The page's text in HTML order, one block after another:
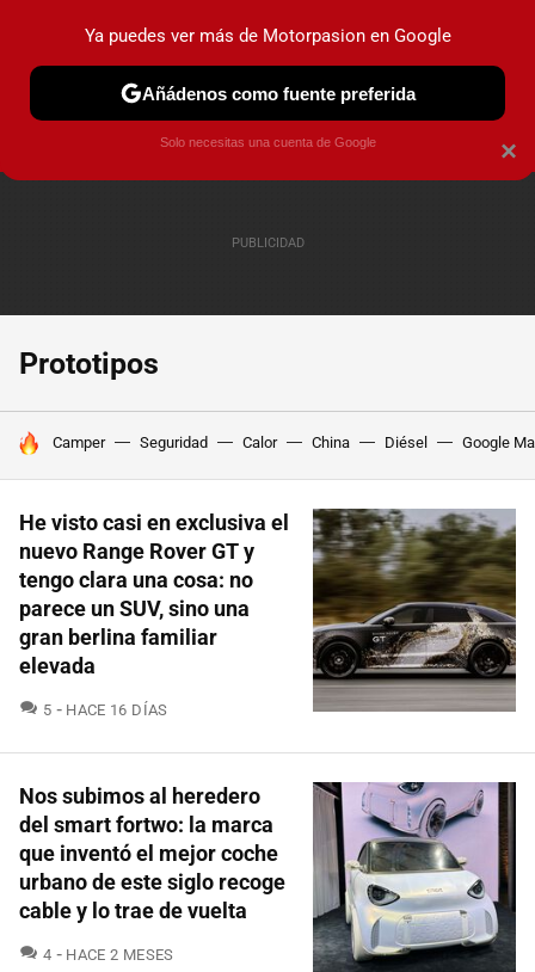
PRUEBAS COCHES ELÉCTRICOS OBSERVATORIO
Prototipos
HOY SE HABLA DE
Camper Seguridad Calor China Diésel Google
He visto casi en exclusiva el
nuevo Range Rover GT y
tengo clara una cosa: no
parece un SUV, sino una
gran berlina familiar
elevada
5 COMENTARIOS
HACE 16 DÍAS
Nos subimos al heredero
del smart fortwo: la marca
que inventó el mejor coche
urbano de este siglo recoge
cable y lo trae de vuelta
4 COMENTARIOS
HACE 2 MESES
×
Ya puedes ver más de Motorpasion en Google
Añádenos como fuente preferida
Solo necesitas una cuenta de Google